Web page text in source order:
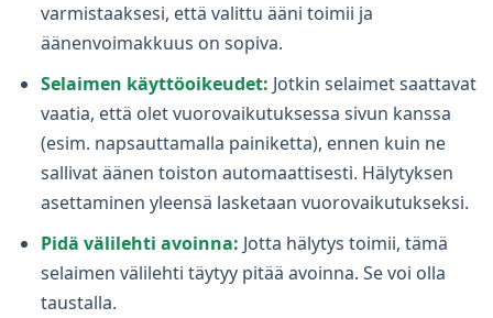
varmistaaksesi, että valittu ääni toimii ja
äänenvoimakkuus on sopiva.
Selaimen käyttöoikeudet: Jotkin selaimet saattavat
vaatia, että olet vuorovaikutuksessa sivun kanssa
(esim. napsauttamalla painiketta), ennen kuin ne
sallivat äänen toiston automaattisesti. Hälytyksen
asettaminen yleensä lasketaan vuorovaikutukseksi.
Pidä välilehti avoinna: Jotta hälytys toimii, tämä
selaimen välilehti täytyy pitää avoinna. Se voi olla
taustalla.